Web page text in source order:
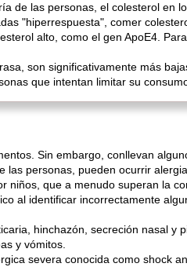
de las personas, el colesterol en
"hiperrespuesta", comer
alto, como el gen ApoE4.
son significativamente más
que intentan limitar su
Sin embargo, conllevan
personas, pueden ocurrir
que a menudo superan la
al identificar incorrectamente
hinchazón, secreción nasal y
y vómitos.
severa conocida como shock